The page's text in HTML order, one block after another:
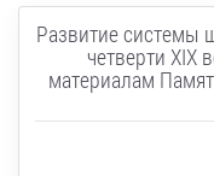
Развитие системы
четверти XIX
материалам